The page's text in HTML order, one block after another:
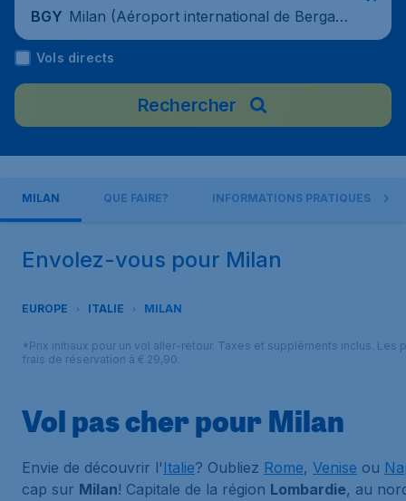
BGY Milan (Aéroport international de Bergam
e-Orio al Serio (Le Caravage)), Italie
Vols directs
Rechercher
MILAN QUE FAIRE? INFORMATIONS PRATIQUES
Envolez-vous pour Milan
EUROPE ITALIE MILAN
*Prix initiaux pour un vol aller-retour. Taxes et suppléments inclus. Les
frais de réservation à € 29,90.
Vol pas cher pour Milan
Envie de découvrir l'Italie? Oubliez Rome, Venise ou
cap sur Milan! Capitale de la région Lombardie, au